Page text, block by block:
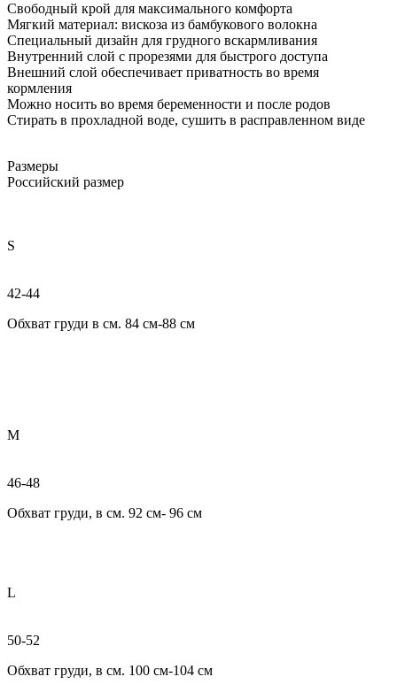
Свободный крой для максимального комфорта
Мягкий материал: вискоза из бамбукового волокна
Специальный дизайн для грудного вскармливания
Внутренний слой с прорезями для быстрого доступа
Внешний слой обеспечивает приватность во время
кормления
Можно носить во время беременности и после родов
Стирать в прохладной воде, сушить в расправленном виде
Размеры
Российский размер
S
42-44
Обхват груди в см. 84 см-88 см
M
46-48
Обхват груди, в см. 92 см- 96 см
L
50-52
Обхват груди, в см. 100 см-104 см